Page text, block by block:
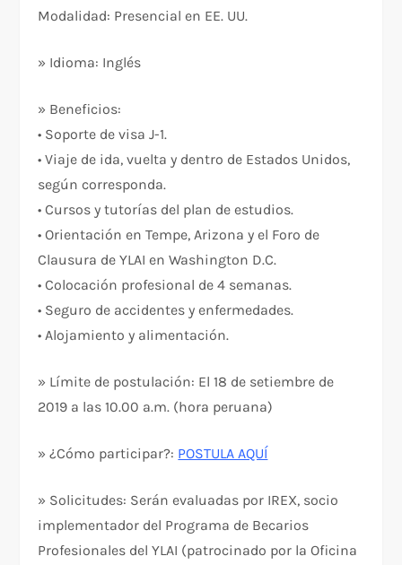
Modalidad: Presencial en EE. UU.
» Idioma: Inglés
» Beneficios:
• Soporte de visa J-1.
• Viaje de ida, vuelta y dentro de Estados Unidos,
según corresponda.
• Cursos y tutorías del plan de estudios.
• Orientación en Tempe, Arizona y el Foro de
Clausura de YLAI en Washington D.C.
• Colocación profesional de 4 semanas.
• Seguro de accidentes y enfermedades.
• Alojamiento y alimentación.
» Límite de postulación: El 18 de setiembre de
2019 a las 10.00 a.m. (hora peruana)
» ¿Cómo participar?: POSTULA AQUÍ
» Solicitudes: Serán evaluadas por IREX, socio
implementador del Programa de Becarios
Profesionales del YLAI (patrocinado por la Oficina